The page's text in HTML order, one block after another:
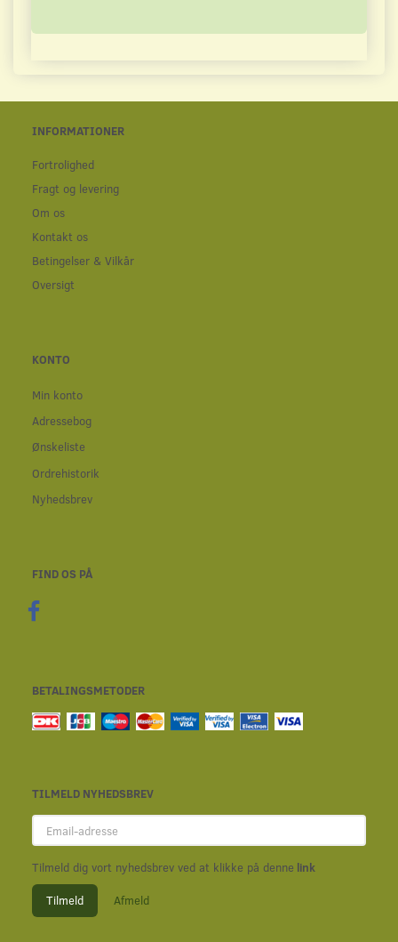
INFORMATIONER
Fortrolighed
Fragt og levering
Om os
Kontakt os
Betingelser & Vilkår
Oversigt
KONTO
Min konto
Adressebog
Ønskeliste
Ordrehistorik
Nyhedsbrev
FIND OS PÅ
BETALINGSMETODER
TILMELD NYHEDSBREV
Email-
adresse
Tilmeld dig vort nyhedsbrev ved at klikke på denne link
Tilmeld Afmeld